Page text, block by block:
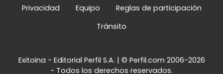
Privacidad
Equipo
Reglas de participación
Tránsito
Exitoina - Editorial Perfil S.A. | © Perfil.com 2006-2026
- Todos los derechos reservados.